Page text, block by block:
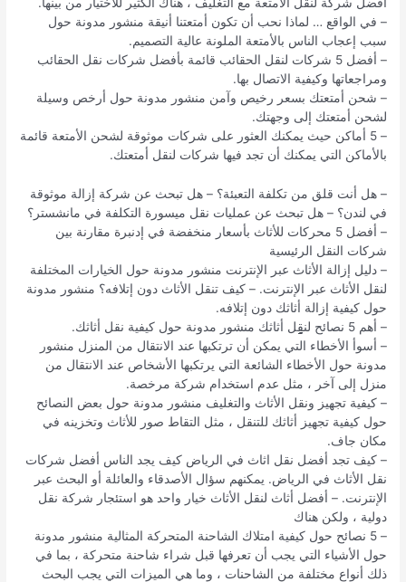
– في الواقع … لماذا نحب أن تكون أمتعتنا أنيقة منشور مدونة حول
سبب إعجاب الناس بالأمتعة الملونة عالية التصميم.
– أفضل 5 شركات لنقل الحقائب قائمة بأفضل شركات نقل الحقائب
ومراجعاتها وكيفية الاتصال بها.
– شحن أمتعتك بسعر رخيص وآمن منشور مدونة حول أرخص وسيلة
لشحن أمتعتك إلى وجهتك.
– 5 أماكن حيث يمكنك العثور على شركات موثوقة لشحن الأمتعة قائمة
بالأماكن التي يمكنك أن تجد فيها شركات لنقل أمتعتك.
– هل أنت قلق من تكلفة التعبئة؟ – هل تبحث عن شركة إزالة موثوقة
في لندن؟ – هل تبحث عن عمليات نقل ميسورة التكلفة في مانشستر؟
– أفضل 5 محركات للأثاث بأسعار منخفضة في إدنبرة مقارنة بين
شركات النقل الرئيسية
– دليل إزالة الأثاث عبر الإنترنت منشور مدونة حول الخيارات المختلفة
لنقل الأثاث عبر الإنترنت. – كيف تنقل الأثاث دون إتلافه؟ منشور مدونة
حول كيفية إزالة أثاثك دون إتلافه.
– أهم 5 نصائح لنقِِِِِِِِِِِِِِِِِل أثاثك منشور مدونة حول كيفية نقل أثاثك.
– أسوأ الأخطاء التي يمكن أن ترتكبها عند الانتقال من المنزل منشور
مدونة حول الأخطاء الشائعة التي يرتكبها الأشخاص عند الانتقال من
منزل إلى آخر ، مثل عدم استخدام شركة مرخصة.
– كيفية تجهيز ونقل الأثاث والتغليف منشور مدونة حول بعض النصائح
حول كيفية تجهيز أثاثك للتنقل ، مثل التقاط صور للأثاث وتخزينه في
مكان جاف.
– كيف تجد أفضل نقل اثاث في الرياض كيف يجد الناس أفضل شركات
نقل الأثاث في الرياض. يمكنهم سؤال الأصدقاء والعائلة أو البحث عبر
الإنترنت. – أفضل أثاث لنقل الأثاث خيار واحد هو استئجار شركة نقل
دولية ، ولكن هناك
– 5 نصائح حول كيفية امتلاك الشاحنة المتحركة المثالية منشور مدونة
حول الأشياء التي يجب أن تعرفها قبل شراء شاحنة متحركة ، بما في
ذلك أنواع مختلفة من الشاحنات ، وما هي الميزات التي يجب البحث